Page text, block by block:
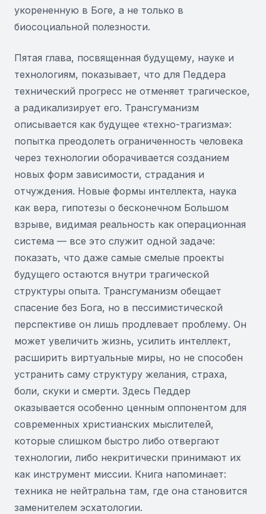
укорененную в Боге, а не только в
биосоциальной полезности.
Пятая глава, посвященная будущему, науке и
технологиям, показывает, что для Педдера
технический прогресс не отменяет трагическое,
а радикализирует его. Трансгуманизм
описывается как будущее «техно-трагизма»:
попытка преодолеть ограниченность человека
через технологии оборачивается созданием
новых форм зависимости, страдания и
отчуждения. Новые формы интеллекта, наука
как вера, гипотезы о бесконечном Большом
взрыве, видимая реальность как операционная
система — все это служит одной задаче:
показать, что даже самые смелые проекты
будущего остаются внутри трагической
структуры опыта. Трансгуманизм обещает
спасение без Бога, но в пессимистической
перспективе он лишь продлевает проблему. Он
может увеличить жизнь, усилить интеллект,
расширить виртуальные миры, но не способен
устранить саму структуру желания, страха,
боли, скуки и смерти. Здесь Педдер
оказывается особенно ценным оппонентом для
современных христианских мыслителей,
которые слишком быстро либо отвергают
технологии, либо некритически принимают их
как инструмент миссии. Книга напоминает:
техника не нейтральна там, где она становится
заменителем эсхатологии.